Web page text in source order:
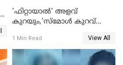
'ഫിറ്റായാൽ' അളവ്
കുറയും,'സ്‌മോൾ കുറവ്
പിഴ
1 Min Read View All